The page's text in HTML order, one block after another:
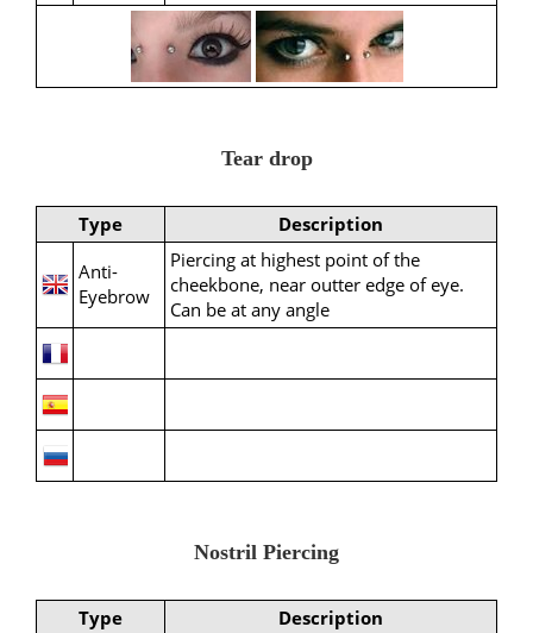
Tear drop
Type
Description
Anti-
Eyebrow
Piercing at highest point of the
cheekbone, near outter edge of eye.
Can be at any angle
Nostril Piercing
Type Description